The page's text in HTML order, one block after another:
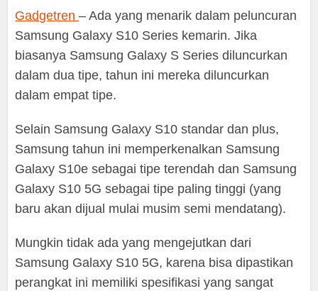
Gadgetren– Ada yang menarik dalam peluncuran
Samsung Galaxy S10 Series kemarin. Jika
biasanya Samsung Galaxy S Series diluncurkan
dalam dua tipe, tahun ini mereka diluncurkan
dalam empat tipe.
Selain Samsung Galaxy S10 standar dan plus,
Samsung tahun ini memperkenalkan Samsung
Galaxy S10e sebagai tipe terendah dan Samsung
Galaxy S10 5G sebagai tipe paling tinggi (yang
baru akan dijual mulai musim semi mendatang).
Mungkin tidak ada yang mengejutkan dari
Samsung Galaxy S10 5G, karena bisa dipastikan
perangkat ini memiliki spesifikasi yang sangat